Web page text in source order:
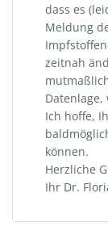
dass es
Meldung
zeitnah
Ich hoffe,
können.
Herzliche
Ihr Dr.